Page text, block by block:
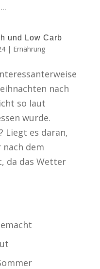
und Low Carb
| Ernährung
nach
so laut
wurde.
Liegt es daran,
nach dem
da das Wetter